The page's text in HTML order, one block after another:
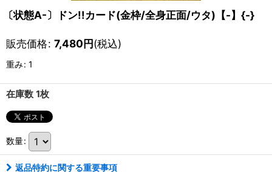
〔状態A-〕ドン!!カード(金枠/全身正面/ウタ)【-】{-}
販売価格: 7,480円(税込)
重み: 1
在庫数 1枚
数量:
返品特約に関する重要事項